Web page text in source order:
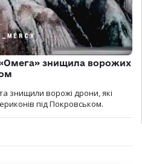
знищила ворожих
знищили ворожі дрони, які
під Покровськом.